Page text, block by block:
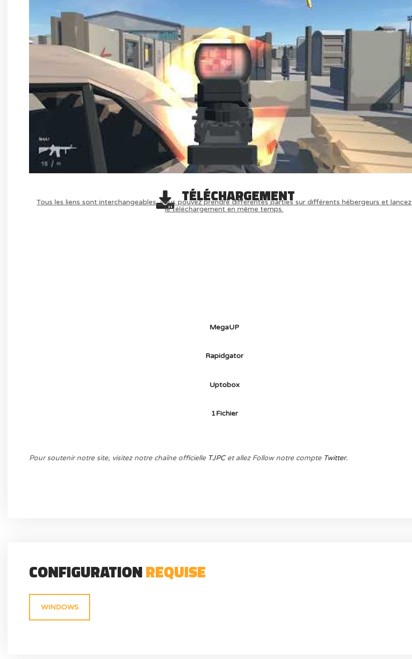
TÉLÉCHARGEMENT
Tous les liens sont interchangeables, vous pouvez prendre différentes parties sur différents hébergeurs et lancez
le téléchargement en même temps.
MegaUP
Rapidgator
Uptobox
1Fichier
Pour soutenir notre site, visitez notre chaîne officielle TJPCet allez Follow notre compte Twitter.
CONFIGURATIONREQUISE
WINDOWS